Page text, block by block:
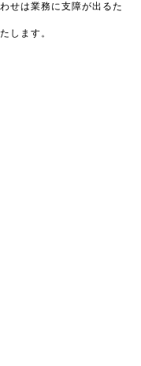
せは業務に支障が出るた
します。